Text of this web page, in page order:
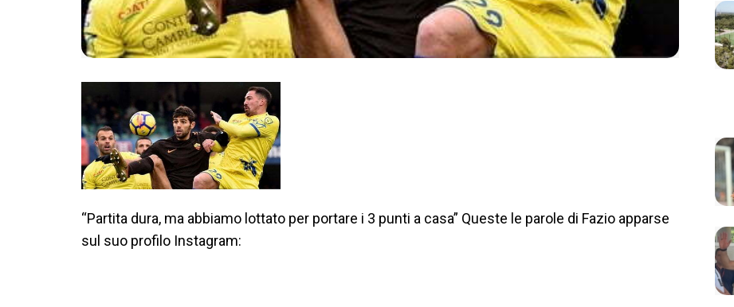
“Partita dura, ma abbiamo lottato per portare i 3 punti a casa” Queste le parole di Fazio apparse
sul suo profilo Instagram: